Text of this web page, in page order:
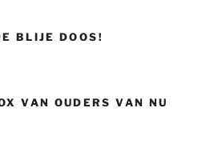
BLIJE DOOS!
VAN OUDERS VAN NU